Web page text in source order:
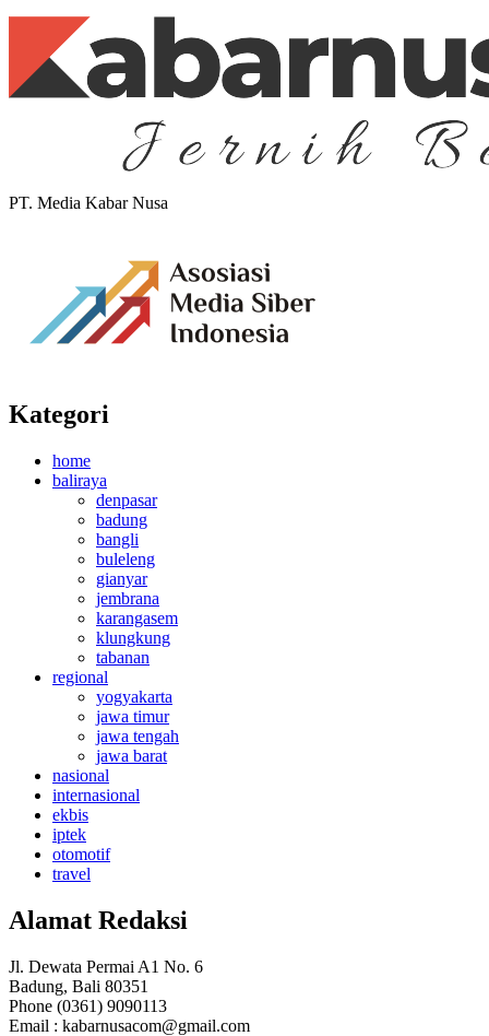
PT. Media Kabar Nusa
Kategori
home
baliraya
denpasar
badung
bangli
buleleng
gianyar
jembrana
karangasem
klungkung
tabanan
regional
yogyakarta
jawa timur
jawa tengah
jawa barat
nasional
internasional
ekbis
iptek
otomotif
travel
Alamat Redaksi
Jl. Dewata Permai A1 No. 6
Badung, Bali 80351
Phone (0361) 9090113
Email : kabarnusacom@gmail.com